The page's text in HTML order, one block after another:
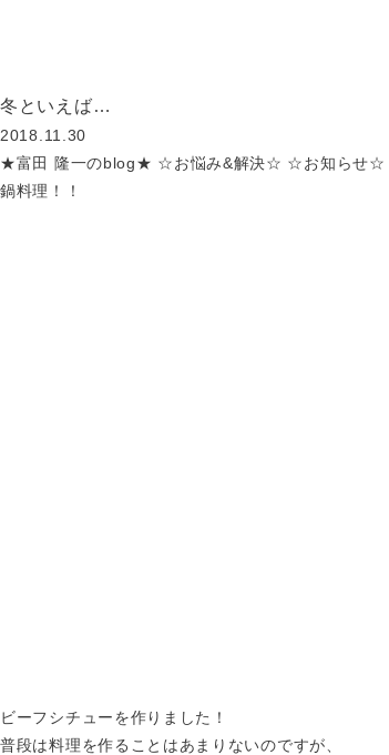
MOVIE
COLUMN
冬といえば…
2018.11.30
★富田 隆一のblog★ ☆お悩み&解決☆ ☆お知らせ☆
鍋料理！！
ビーフシチューを作りました！
普段は料理を作ることはあまりないのですが、